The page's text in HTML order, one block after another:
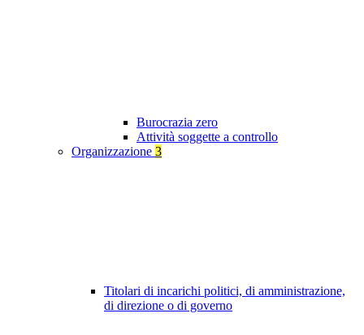
Burocrazia zero
Attività soggette a controllo
Organizzazione 3
Titolari di incarichi politici, di amministrazione,
di direzione o di governo